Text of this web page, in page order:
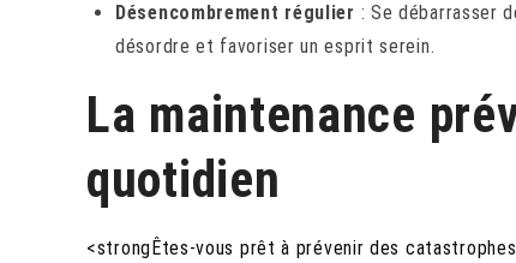
Désencombrement régulier : Se débarrasser
désordre et favoriser un esprit serein.
La maintenance
quotidien
<strongÊtes-vous prêt à prévenir des